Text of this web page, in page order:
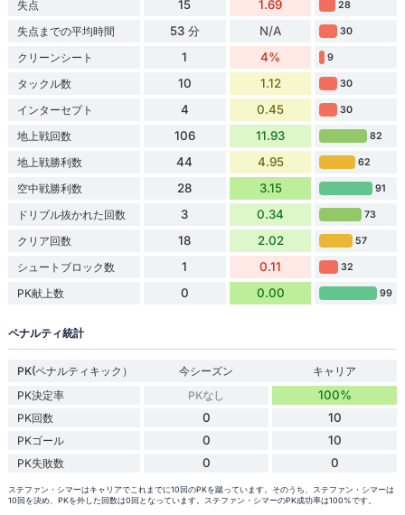
失点
15 1.69 28
失点までの平均時間 53 分 N/A 30
クリーンシート 1 4% 9
タックル数 10 1.12 30
インターセプト 4 0.45 30
地上戦回数 106 11.93 82
地上戦勝利数 44 4.95 62
空中戦勝利数 28 3.15 91
ドリブル抜かれた回数 3 0.34 73
クリア回数 18 2.02 57
シュートブロック数 1 0.11 32
PK献上数 0 0.00 99
ペナルティ統計
PK(ペナルティキック） 今シーズン
キャリア
PK決定率
PKなし 100%
PK回数 0 10
PKゴール 0 10
PK失敗数 0 0
ステファン・シマーはキャリアでこれまでに10回のPKを蹴っています。そのうち、ステファン・シマーは
10回を決め、PKを外した回数は0回となっています。ステファン・シマーのPK成功率は100%です。